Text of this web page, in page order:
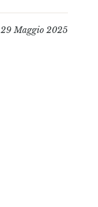
29 Maggio 2025